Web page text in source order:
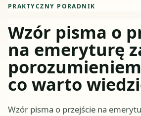
PRAKTYCZNY PORADNIK
Wzór pisma o
na emeryturę
co warto
Wzór pisma o przejście na